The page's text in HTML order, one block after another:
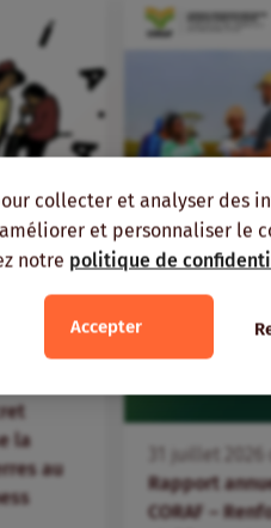
collecter et analyser des
et personnaliser le
notre politique de
Accepter
FR
la
au
juillet
Rapport
CORAF –